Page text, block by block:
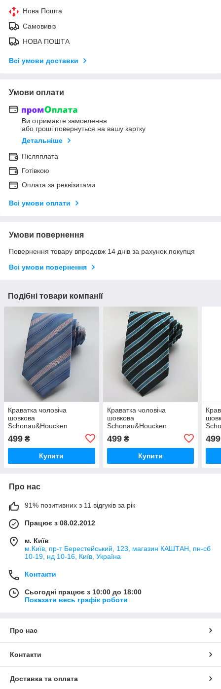
Нова Пошта
Самовивіз
НОВА ПОШТА
Всі умови доставки
Умови оплати
Ви отримаєте замовлення
або гроші повернуться на вашу картку
Детальніше
Післяплата
Готівкою
Оплата за реквізитами
Всі умови оплати
Умови повернення
Повернення товару впродовж 14 днів за рахунок покупця
Всі умови повернення
Подібні товари компанії
Краватка чоловіча
шовкова
Schonau&Houcken
499 ₴
Купити
Краватка чоловіча
шовкова
Schonau&Houcken
499₴
Купити
499
Про нас
91% позитивних з 11 відгуків за рік
Працює з 08.02.2012
м. Київ
м.Київ, пр-т Берестейський, 123, магазин КАШТАН, пн-сб
10-19, нд 10-16, Київ, Україна
Контакти
Сьогодні працює з 10:00 до 18:00
Показати весь графік роботи
Про нас
Контакти
Доставка та оплата